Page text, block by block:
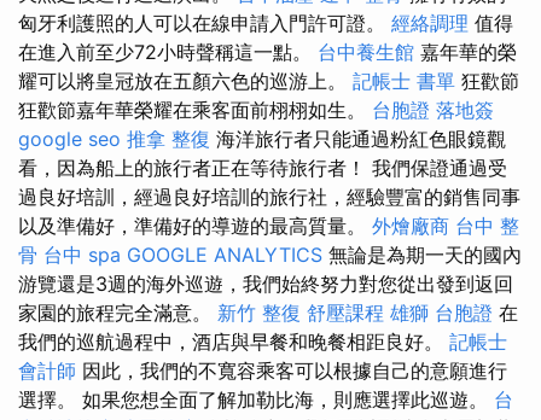
匈牙利護照的人可以在線申請入門許可證。 經絡調理 值得
在進入前至少72小時聲稱這一點。 台中養生館 嘉年華的榮
耀可以將皇冠放在五顏六色的巡游上。 記帳士 書單 狂歡節
狂歡節嘉年華榮耀在乘客面前栩栩如生。 台胞證 落地簽
google seo 推拿 整復 海洋旅行者只能通過粉紅色眼鏡觀
看，因為船上的旅行者正在等待旅行者！ 我們保證通過受
過良好培訓，經過良好培訓的旅行社，經驗豐富的銷售同事
以及準備好，準備好的導遊的最高質量。 外燴廠商 台中 整
骨 台中 spa GOOGLE ANALYTICS 無論是為期一天的國內
游覽還是3週的海外巡遊，我們始終努力對您從出發到返回
家園的旅程完全滿意。 新竹 整復 舒壓課程 雄獅 台胞證 在
我們的巡航過程中，酒店與早餐和晚餐相距良好。 記帳士
會計師 因此，我們的不寬容乘客可以根據自己的意願進行
選擇。 如果您想全面了解加勒比海，則應選擇此巡遊。 台